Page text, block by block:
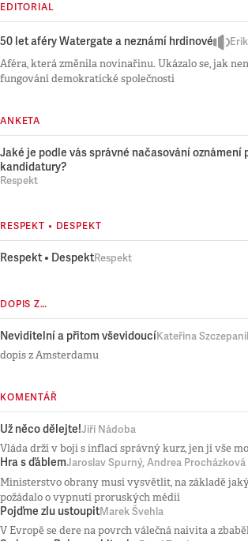
EDITORIAL
50 let aféry Watergate a neznámí hrdinové
Aféra, která změnila novinařinu. Ukázalo se, jak
fungování demokratické společnosti
ANKETA
Jaké je podle vás správné načasování oznámení
kandidatury?
Respekt
RESPEKT • DESPEKT
Respekt • DespektRespekt
DOPIS Z…
Neviditelní a přitom vševidoucíKateřina
dopis z Amsterdamu
KOMENTÁŘ
Už něco dělejte!Jiří Nádoba
Vláda drží v boji s inflací správný kurz, jen jí vše
Hra s ďáblemJaroslav Spurný, Andrea Procházková
Ministerstvo obrany musí vysvětlit, na základě
požádalo o vypnutí proruských médií
Pojďme zlu ustoupitMarek Švehla
V Evropě se dere na povrch válečná naivita a